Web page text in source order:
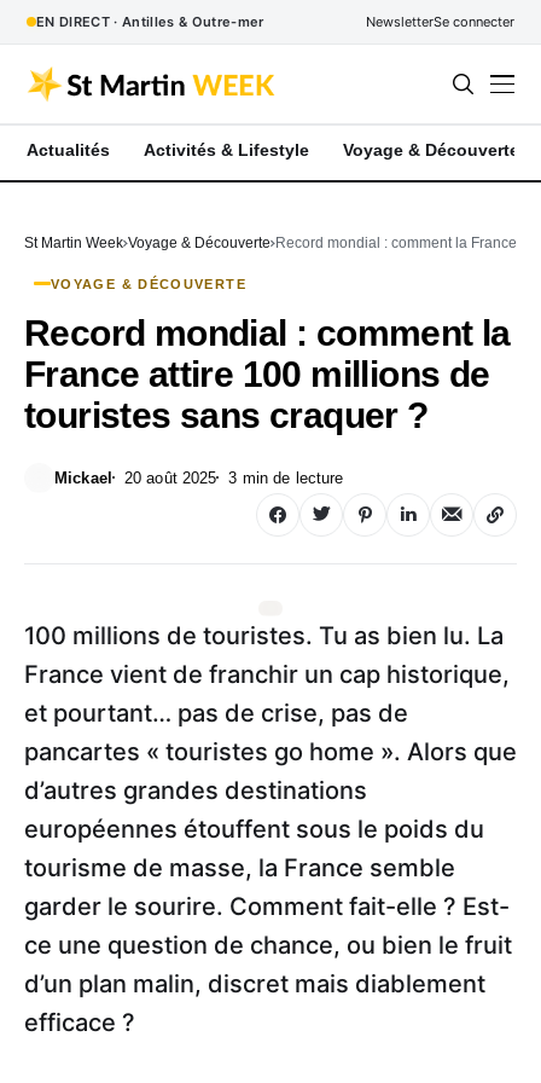
EN DIRECT · Antilles & Outre-mer NewsletterSe connecter
Actualités Activités & Lifestyle Voyage & Découverte
St Martin Week Voyage & Découverte Record mondial : comment la France
VOYAGE & DÉCOUVERTE
Record mondial : comment la
France attire 100 millions de
touristes sans craquer ?
Mickael 20 août 2025 3 min de lecture
100 millions de touristes. Tu as bien lu. La
France vient de franchir un cap historique,
et pourtant… pas de crise, pas de
pancartes « touristes go home ». Alors que
d’autres grandes destinations
européennes étouffent sous le poids du
tourisme de masse, la France semble
garder le sourire. Comment fait-elle ? Est-
ce une question de chance, ou bien le fruit
d’un plan malin, discret mais diablement
efficace ?